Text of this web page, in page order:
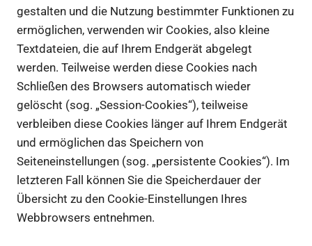
gestalten und die Nutzung bestimmter Funktionen zu
ermöglichen, verwenden wir Cookies, also kleine
Textdateien, die auf Ihrem Endgerät abgelegt
werden. Teilweise werden diese Cookies nach
Schließen des Browsers automatisch wieder
gelöscht (sog. „Session-Cookies“), teilweise
verbleiben diese Cookies länger auf Ihrem Endgerät
und ermöglichen das Speichern von
Seiteneinstellungen (sog. „persistente Cookies“). Im
letzteren Fall können Sie die Speicherdauer der
Übersicht zu den Cookie-Einstellungen Ihres
Webbrowsers entnehmen.